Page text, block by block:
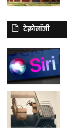
टेक्नोलॉजी